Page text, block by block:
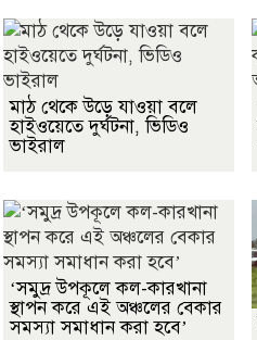
মাঠ থেকে উড়ে যাওয়া বলে
হাইওয়েতে দুর্ঘটনা, ভিডিও
ভাইরাল
‘সমুদ্র উপকূলে কল-কারখানা
স্থাপন করে এই অঞ্চলের বেকার
সমস্যা সমাধান করা হবে’